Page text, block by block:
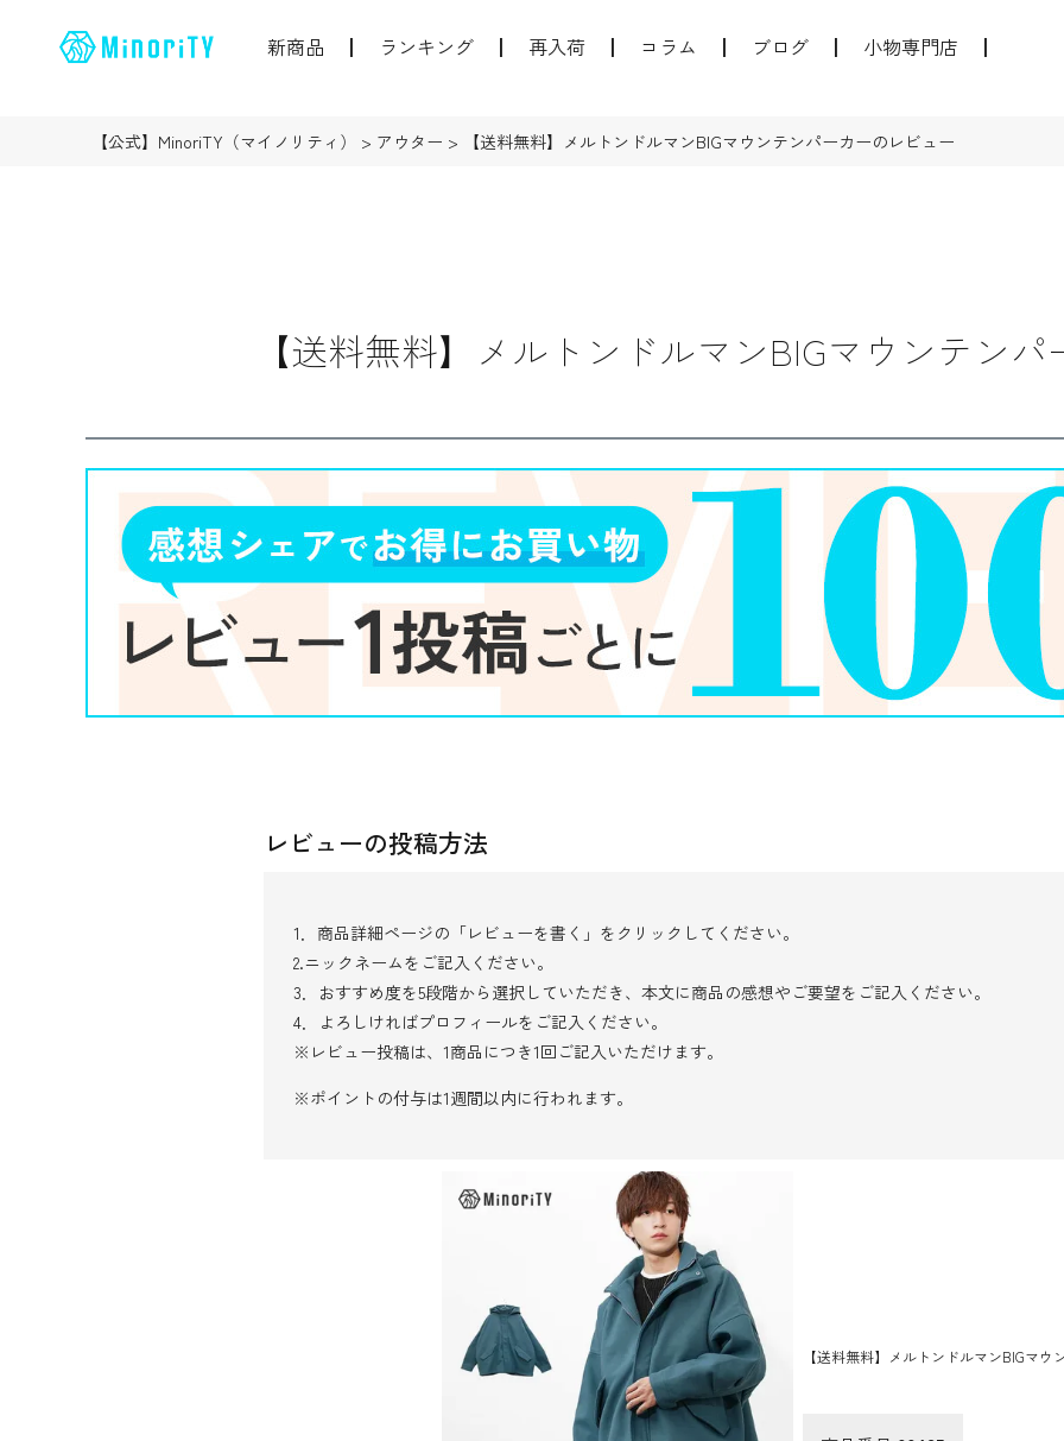
新商品 ランキング 再入荷 コラム ブログ 小物専門店
【公式】MinoriTY（マイノリティ） アウター 【送料無料】メルトンドルマンBIGマウンテンパーカーのレビュー
【送料無料】メルトンドルマンBIGマウンテン
レビューの投稿方法
1．商品詳細ページの「レビューを書く」をクリックしてください。
2.ニックネームをご記入ください。
3．おすすめ度を5段階から選択していただき、本文に商品の感想やご要望をご記入ください。
4．よろしければプロフィールをご記入ください。
※レビュー投稿は、1商品につき1回ご記入いただけます。
※ポイントの付与は1週間以内に行われます。
【送料無料】メルトンドルマンBIGマウ